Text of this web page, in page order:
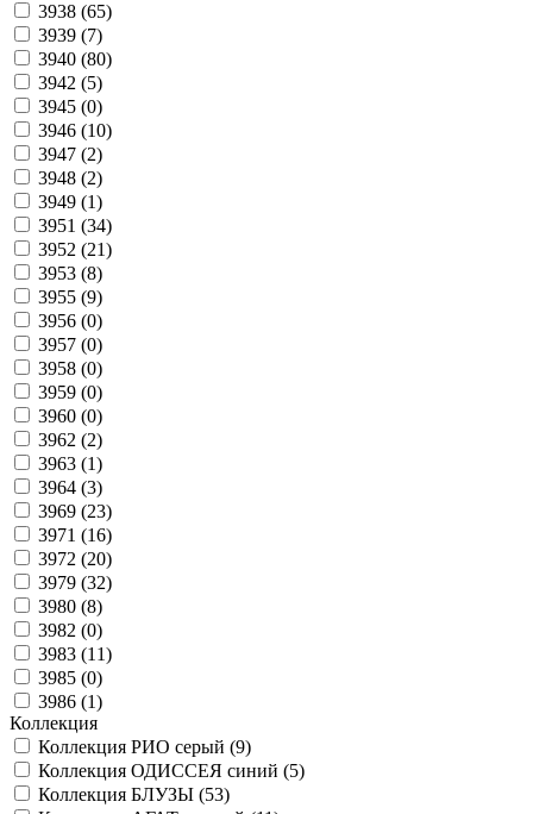
3938 (65)
3939 (7)
3940 (80)
3942 (5)
3945 (0)
3946 (10)
3947 (2)
3948 (2)
3949 (1)
3951 (34)
3952 (21)
3953 (8)
3955 (9)
3956 (0)
3957 (0)
3958 (0)
3959 (0)
3960 (0)
3962 (2)
3963 (1)
3964 (3)
3969 (23)
3971 (16)
3972 (20)
3979 (32)
3980 (8)
3982 (0)
3983 (11)
3985 (0)
3986 (1)
Коллекция
Коллекция РИО серый (9)
Коллекция ОДИССЕЯ синий (5)
Коллекция БЛУЗЫ (53)